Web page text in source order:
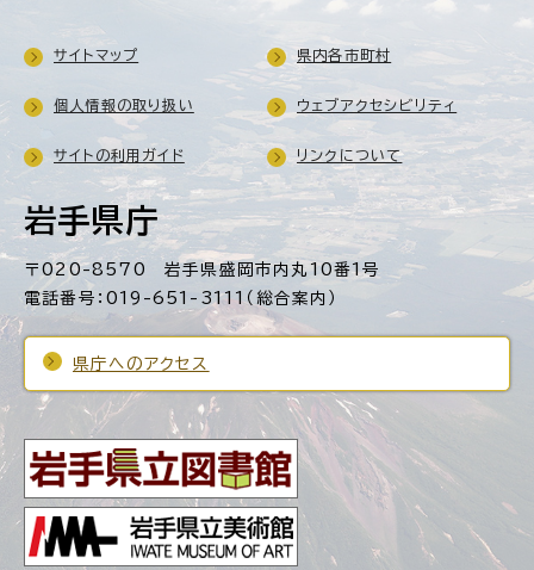
岩手県庁
〒020-8570 岩手県盛岡市内丸10番1号
電話番号：019-651-3111（総合案内）
県庁へのアクセス
サイトマップ 県内各市町村
個人情報の取り扱い ウェブアクセシビリティ
サイトの利用ガイド リンクについて